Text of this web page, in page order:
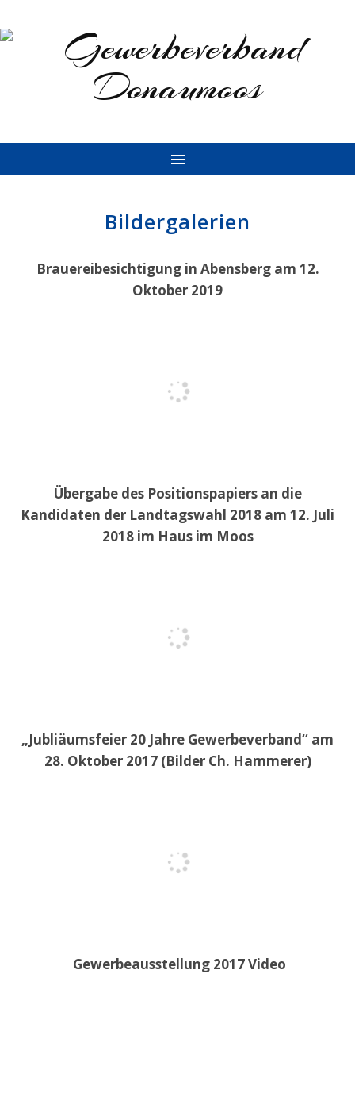
Bildergalerien
Brauereibesichtigung in Abensberg am 12.
Oktober 2019
Übergabe des Positionspapiers an die
Kandidaten der Landtagswahl 2018 am 12. Juli
2018 im Haus im Moos
„Jubliäumsfeier 20 Jahre Gewerbeverband“ am
28. Oktober 2017 (Bilder Ch. Hammerer)
Gewerbeausstellung 2017 Video